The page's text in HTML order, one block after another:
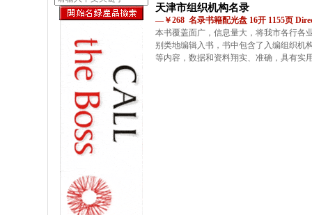
天津市组织机构名录
—￥268 名录书籍配光盘 16开 1155页
本书覆盖面广，信息量大，将我市各行各
别类地编辑入书，书中包含了入编组织机
等内容，数据和资料翔实、准确，具有实